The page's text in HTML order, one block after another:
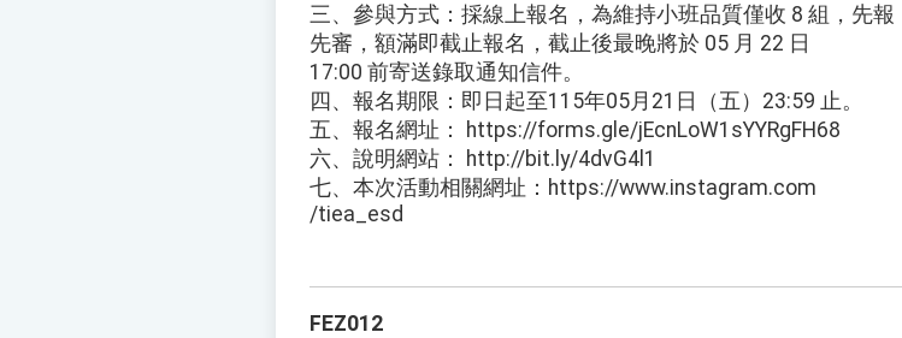
三、參與方式：採線上報名，為維持小班品質僅收 8 組，先報
先審，額滿即截止報名，截止後最晚將於 05 月 22 日
17:00 前寄送錄取通知信件。
四、報名期限：即日起至115年05月21日（五）23:59 止。
五、報名網址： https://forms.gle/jEcnLoW1sYYRgFH68
六、說明網站： http://bit.ly/4dvG4l1
七、本次活動相關網址：https://www.instagram.com
/tiea_esd
FEZ012